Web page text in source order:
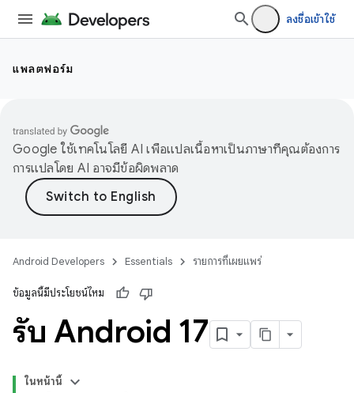
ลงชื่อเข้าใช้
แพลตฟอร์ม
Google ใช้เทคโนโลยี AI เพื่อแปลเนื้อหาเป็นภาษาที่คุณต้องการ
การแปลโดย AI อาจมีข้อผิดพลาด
Android Developers Essentials รายการที่เผยแพร่
ข้อมูลนี้มีประโยชน์ไหม
รับ Android 17
ในหน้านี้